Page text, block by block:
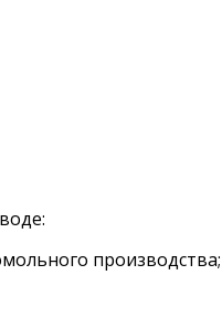
производства;